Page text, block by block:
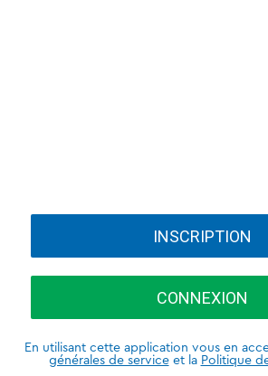
INSCRIPTION
CONNEXION
En utilisant cette application vous en
générales de serviceet la Politique